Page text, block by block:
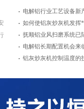
. 电解铝行业工艺设备新
. 如何使铝灰炒灰机发挥
. 抚顺铝业风扫磨系统已
. 电解铝长期配置机会来
. 铝灰炒灰机控制温度的